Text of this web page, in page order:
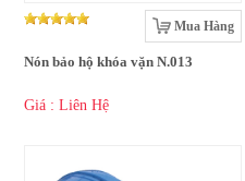
Mua Hàng
Nón bảo hộ khóa vặn N.013
Giá : Liên Hệ